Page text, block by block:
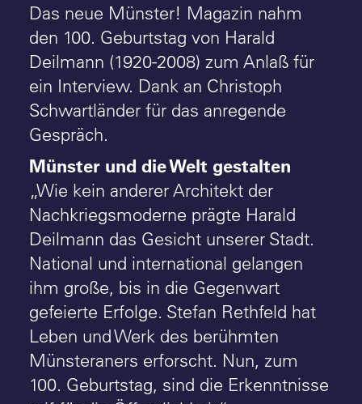
Das neue Münster! Magazin nahm
den 100. Geburtstag von Harald
Deilmann (1920-2008) zum Anlaß für
ein Interview. Dank an Christoph
Schwartländer für das anregende
Gespräch.
Münster und die Welt gestalten
„Wie kein anderer Architekt der
Nachkriegsmoderne prägte Harald
Deilmann das Gesicht unserer Stadt.
National und international gelangen
ihm große, bis in die Gegenwart
gefeierte Erfolge. Stefan Rethfeld hat
Leben und Werk des berühmten
Münsteraners erforscht. Nun, zum
100. Geburtstag, sind die Erkenntnisse